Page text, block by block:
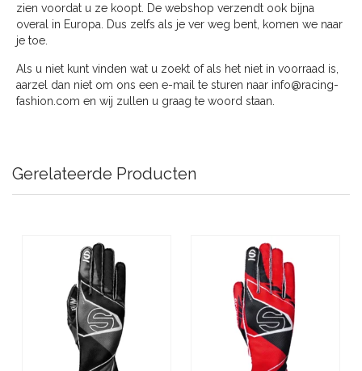
zien voordat u ze koopt. De webshop verzendt ook bijna
overal in Europa. Dus zelfs als je ver weg bent, komen we naar
je toe.
Als u niet kunt vinden wat u zoekt of als het niet in voorraad is,
aarzel dan niet om ons een e-mail te sturen naar info@racing-
fashion.com en wij zullen u graag te woord staan.
Gerelateerde Producten